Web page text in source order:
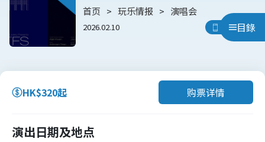
目錄
首页 玩乐情报 演唱会
2026.02.10 用App睇
HK$320起 购票详情
演出日期及地点